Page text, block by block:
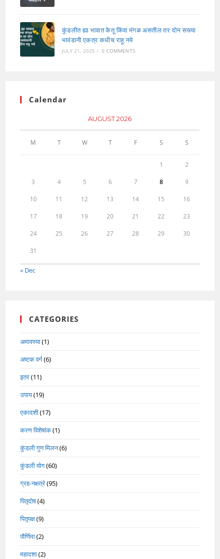
कुंडलीत ह्या भावात केतू किंवा मंगळ असतील तर दोन सख्या
भावंडानी एकत्र कधीच राहू नये
JULY 21, 2025 / 0 COMMENTS
Calendar
AUGUST 2026
M T W T F S S
1 2
3 4 5 6 7 8 9
10 11 12 13 14 15 16
17 18 19 20 21 22 23
24 25 26 27 28 29 30
31
« Dec
CATEGORIES
अमावस्या(1)
अष्टक वर्ग(6)
इतर(11)
उपाय(19)
एकादशी(17)
करण विशेषांक(1)
कुंडली गुण मिलन(6)
कुंडली योग(60)
ग्रह-नक्षत्रे(95)
पितृदोष(4)
पितृपक्ष(9)
पौर्णिमा(2)
महादशा(2)